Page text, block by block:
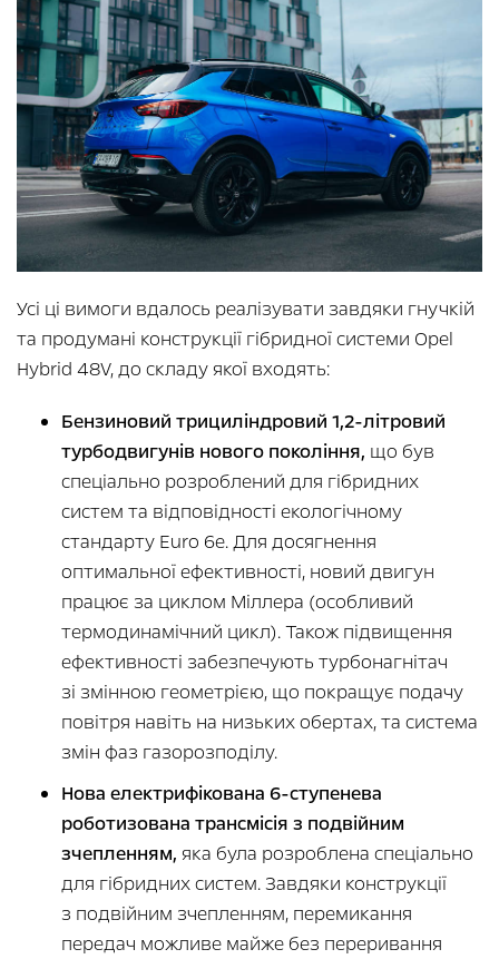
Усі ці вимоги вдалось реалізувати завдяки гнучкій
та продумані конструкції гібридної системи Opel
Hybrid 48V, до складу якої входять:
Бензиновий трициліндровий 1,2-літровий
турбодвигунів нового покоління, що був
спеціально розроблений для гібридних
систем та відповідності екологічному
стандарту Euro 6e. Для досягнення
оптимальної ефективності, новий двигун
працює за циклом Міллера (особливий
термодинамічний цикл). Також підвищення
ефективності забезпечують турбонагнітач
зі змінною геометрією, що покращує подачу
повітря навіть на низьких обертах, та система
змін фаз газорозподілу.
Нова електрифікована 6-ступенева
роботизована трансмісія з подвійним
зчепленням, яка була розроблена спеціально
для гібридних систем. Завдяки конструкції
з подвійним зчепленням, перемикання
передач можливе майже без переривання